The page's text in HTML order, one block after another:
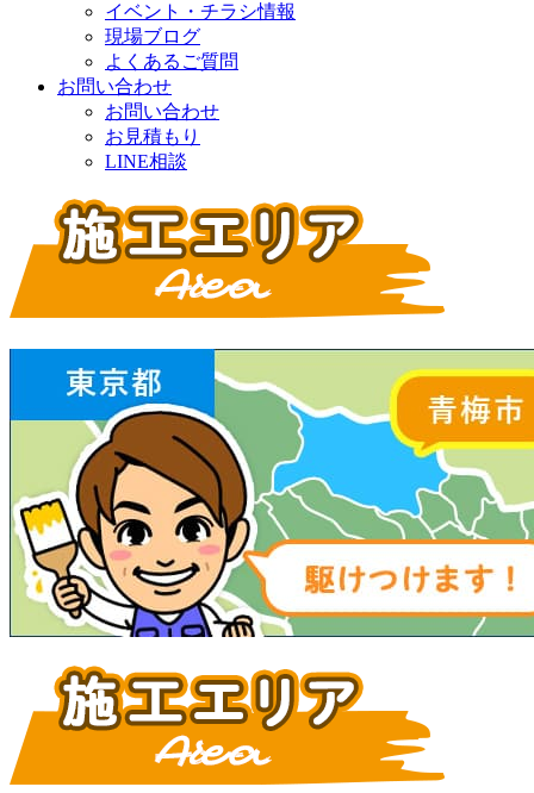
イベント・チラシ情報
現場ブログ
よくあるご質問
お問い合わせ
お問い合わせ
お見積もり
LINE相談